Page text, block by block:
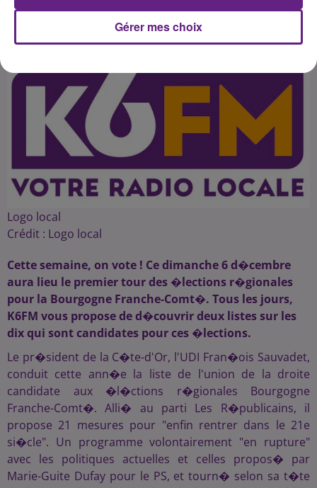
Publié : 3 décembre 2015 à 3h09 par 45
Logo local
Crédit : Logo local
Cette semaine, on vote ! Ce dimanche 6 d�cembre
aura lieu le premier tour des �lections r�gionales
pour la Bourgogne Franche-Comt�. Tous les jours,
K6FM vous propose de d�couvrir deux listes sur les
dix qui sont candidates pour ces �lections.
Le pr�sident de la C�te-d'Or, l'UDI Fran�ois Sauvadet,
conduit cette ann�e la liste de l'union de la droite
candidate aux �l�ctions r�gionales Bourgogne
Franche-Comt�. Alli� au parti Les R�publicains, il
propose 21 mesures pour "enfin rentrer dans le 21e
si�cle". Un programme volontairement "en rupture"
avec les politiques actuelles et celles propos� par
Marie-Guite Dufay pour le PS, et tourn� selon sa t�te
Gérer mes choix